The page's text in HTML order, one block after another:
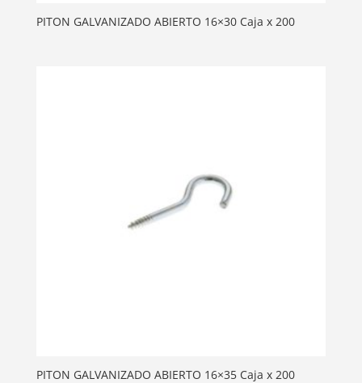
PITON GALVANIZADO ABIERTO 16×30 Caja x 200
PITON GALVANIZADO ABIERTO 16×35 Caja x 200